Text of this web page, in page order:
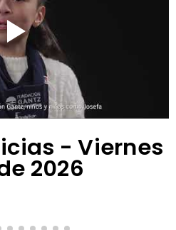
- Viernes
2026